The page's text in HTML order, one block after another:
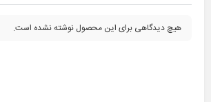
هیچ دیدگاهی برای این محصول نوشته نشده است.